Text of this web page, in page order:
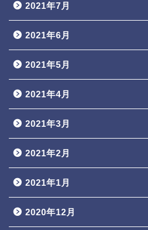
2021年7月
2021年6月
2021年5月
2021年4月
2021年3月
2021年2月
2021年1月
2020年12月